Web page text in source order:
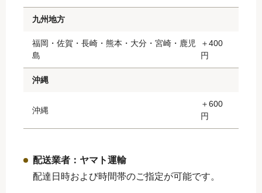
九州地方
福岡・佐賀・長崎・熊本・大分・宮崎・鹿児
島
＋400
円
沖縄
沖縄
＋600
円
配送業者：ヤマト運輸
配達日時および時間帯のご指定が可能です。